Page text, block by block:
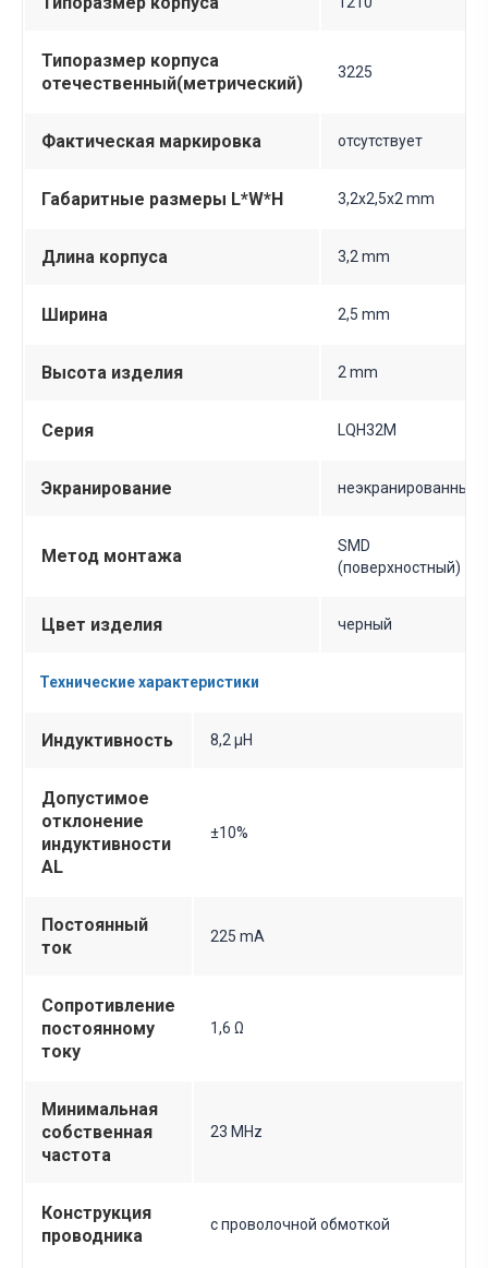
Типоразмер корпуса
отечественный(метрический)
3225
Фактическая маркировка отсутствует
Габаритные размеры L*W*H 3,2х2,5х2 mm
Длина корпуса 3,2 mm
Ширина 2,5 mm
Высота изделия 2 mm
Серия LQH32M
Экранирование неэкранированный
Метод монтажа
SMD
(поверхностный)
Цвет изделия черный
Технические характеристики
Индуктивность 8,2 µH
Допустимое
отклонение
индуктивности
AL
±10%
Постоянный
ток
225 mA
Сопротивление
постоянному
току
1,6 Ω
Минимальная
собственная
частота
23 MHz
Конструкция
проводника
с проволочной обмоткой